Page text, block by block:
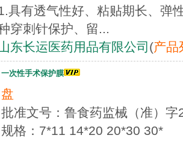
具有透气性好、粘贴期长、弹
穿刺针保护、留...
东长运医药用品有限公司 (产品
一次性手术保护膜
盘
批准文号：鲁食药监械（准
规格：7*11 14*20 20*30 30*